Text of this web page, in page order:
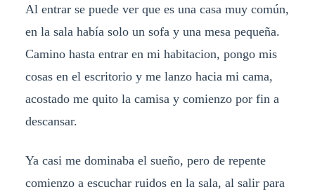
Al entrar se puede ver que es una casa muy común,
en la sala había solo un sofa y una mesa pequeña.
Camino hasta entrar en mi habitacion, pongo mis
cosas en el escritorio y me lanzo hacia mi cama,
acostado me quito la camisa y comienzo por fin a
descansar.
Ya casi me dominaba el sueño, pero de repente
comienzo a escuchar ruidos en la sala, al salir para